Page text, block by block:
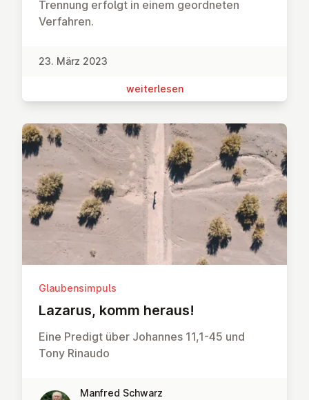
Trennung erfolgt in einem geordneten
Verfahren.
23. März 2023
wei­ter­le­sen
Glaubensimpuls
Lazarus, komm heraus!
Eine Predigt über Johannes 11,1-45 und
Tony Rinaudo
Manfred Schwarz